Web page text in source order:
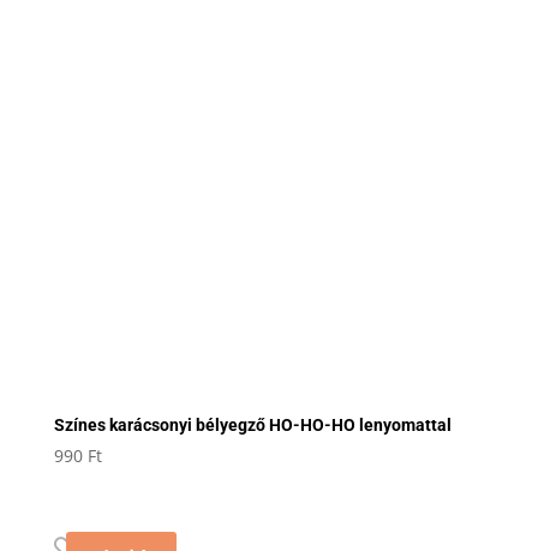
Színes karácsonyi bélyegző HO-HO-HO lenyomattal
990 Ft